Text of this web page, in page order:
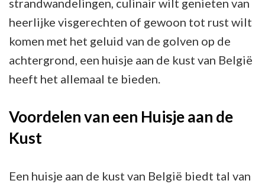
strandwandelingen, culinair wilt genieten van
heerlijke visgerechten of gewoon tot rust wilt
komen met het geluid van de golven op de
achtergrond, een huisje aan de kust van België
heeft het allemaal te bieden.
Voordelen van een Huisje aan de
Kust
Een huisje aan de kust van België biedt tal van